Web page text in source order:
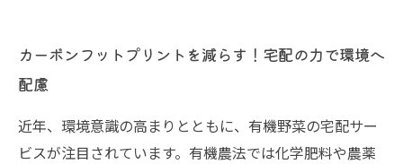
カーボンフットプリントを減らす！宅配の力で環境へ
配慮
近年、環境意識の高まりとともに、有機野菜の宅配サー
ビスが注目されています。有機農法では化学肥料や農薬